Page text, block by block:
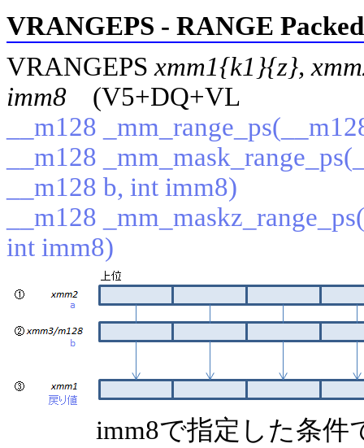
VRANGEPS - RANGE
VRANGEPS xmm1{k1}{z},
imm8 (V5+DQ+VL
__m128
__m128
__m128 b, int imm8)
__m128
int imm8)
imm8で指定した条